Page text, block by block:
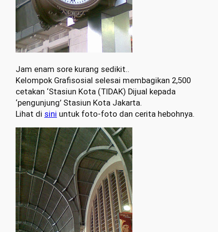
Jam enam sore kurang sedikit..
Kelompok Grafisosial selesai membagikan 2,500
cetakan ‘Stasiun Kota (TIDAK) Dijual kepada
‘pengunjung’ Stasiun Kota Jakarta.
Lihat di sini untuk foto-foto dan cerita hebohnya.